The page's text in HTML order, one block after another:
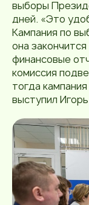
выборы
дней. «Это
Кампания по
она
финансовые
комиссия
тогда
выступил